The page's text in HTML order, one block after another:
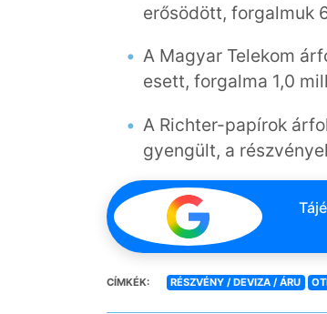
erősödött, forgalmuk
A Magyar Telekom
esett, forgalma 1,0
A Richter-papírok
gyengült, a
CÍMKÉK: RÉSZVÉNY / DEVIZA / ÁRU